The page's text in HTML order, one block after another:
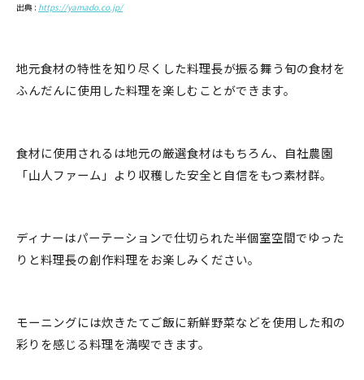
出典 : https://yamado.co.jp/
地元食材の特性を知り尽くした料理長が振る舞う旬の食材を
ふんだんに使用した料理を楽しむことができます。
食材に使用されるは地元の厳選食材はもちろん、自社農園
「山人ファーム」より収穫した安全と自信をもつ素材群。
ディナーはパーテーションで仕切られた半個室空間でゆった
りと料理長の創作料理をお楽しみください。
モーニングには炊きたてご飯に新鮮野菜などを使用した和の
彩りを感じる料理を満喫できます。